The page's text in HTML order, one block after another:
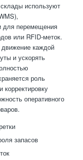
используют
для перемещения
или RFID-меток.
движение каждой
и ускорять
роль
корректировку
оперативного
запасов